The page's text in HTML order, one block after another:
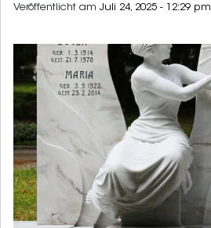
Veröffentlicht am Juli 24, 2025 - 12:29 pm